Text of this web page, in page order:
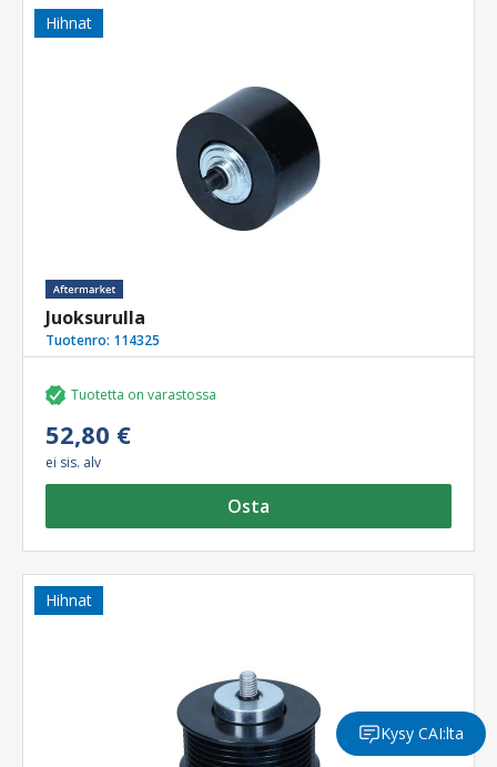
Hihnat
Juoksurulla
Tuotenro: 114325
Tuotetta on varastossa
52,80 €
ei sis. alv
Osta
Hihnat
Kysy CAI:lta